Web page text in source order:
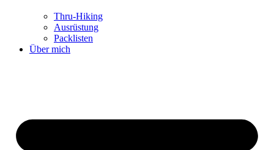
Thru-Hiking
Ausrüstung
Packlisten
Über mich